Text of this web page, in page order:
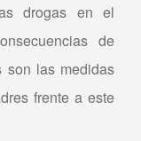
drogas en el
de
son las medidas
frente a este